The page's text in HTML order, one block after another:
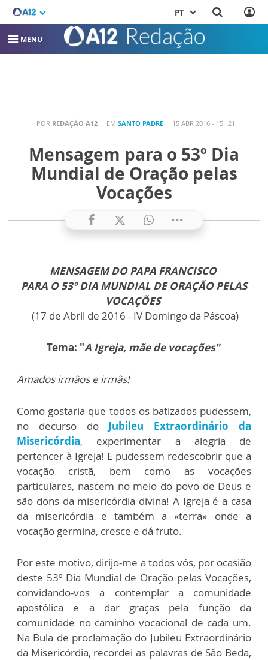
PT
MENU
POR REDAÇÃO A12 EM SANTO PADRE 15 ABR 2016 - 15H21
Mensagem para o 53º Dia
Mundial de Oração pelas
Vocações
MENSAGEM DO PAPA FRANCISCO
PARA O 53º DIA MUNDIAL DE ORAÇÃO PELAS
VOCAÇÕES
(17 de Abril de 2016 - IV Domingo da Páscoa)
Tema: "A Igreja, mãe de vocações"
Amados irmãos e irmãs!
Como gostaria que todos os batizados pudessem,
no decurso do
Jubileu Extraordinário da
Misericórdia, experimentar a alegria de
pertencer à Igreja! E pudessem redescobrir que a
vocação cristã, bem como as vocações
particulares, nascem no meio do povo de Deus e
são dons da misericórdia divina! A Igreja é a casa
da misericórdia e também a «terra» onde a
vocação germina, cresce e dá fruto.
Por este motivo, dirijo-me a todos vós, por ocasião
deste 53º Dia Mundial de Oração pelas Vocações,
convidando-vos a contemplar a comunidade
apostólica e a dar graças pela função da
comunidade no caminho vocacional de cada um.
Na Bula de proclamação do Jubileu Extraordinário
da Misericórdia, recordei as palavras de São Beda,